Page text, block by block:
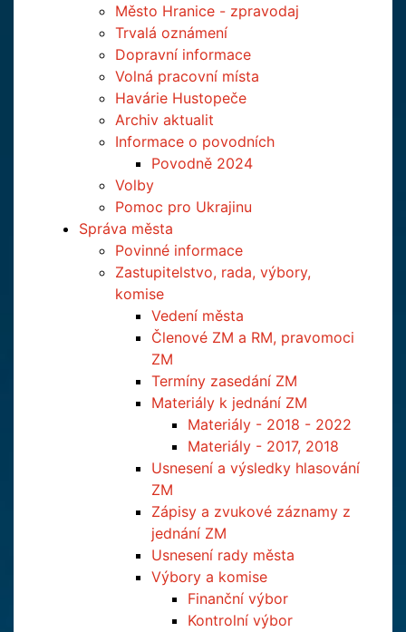
Město Hranice - zpravodaj
Trvalá oznámení
Dopravní informace
Volná pracovní místa
Havárie Hustopeče
Archiv aktualit
Informace o povodních
Povodně 2024
Volby
Pomoc pro Ukrajinu
Správa města
Povinné informace
Zastupitelstvo, rada, výbory,
komise
Vedení města
Členové ZM a RM, pravomoci
ZM
Termíny zasedání ZM
Materiály k jednání ZM
Materiály - 2018 - 2022
Materiály - 2017, 2018
Usnesení a výsledky hlasování
ZM
Zápisy a zvukové záznamy z
jednání ZM
Usnesení rady města
Výbory a komise
Finanční výbor
Kontrolní výbor